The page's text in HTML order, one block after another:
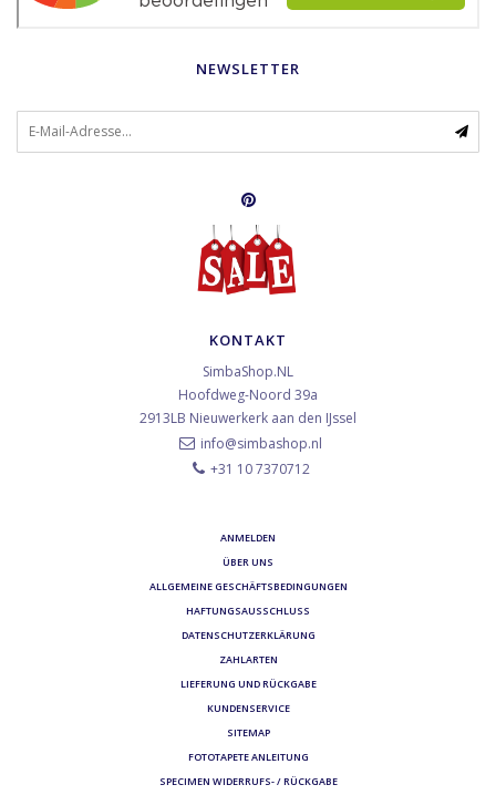
NEWSLETTER
KONTAKT
SimbaShop.NL
Hoofdweg-Noord 39a
2913LB Nieuwerkerk aan den IJssel
info@simbashop.nl
+31 10 7370712
ANMELDEN
ÜBER UNS
ALLGEMEINE GESCHÄFTSBEDINGUNGEN
HAFTUNGSAUSSCHLUSS
DATENSCHUTZERKLÄRUNG
ZAHLARTEN
LIEFERUNG UND RÜCKGABE
KUNDENSERVICE
SITEMAP
FOTOTAPETE ANLEITUNG
SPECIMEN WIDERRUFS- / RÜCKGABE